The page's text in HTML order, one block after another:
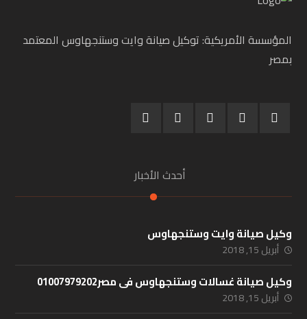
المؤسسة الأمريكية: توكيل صيانة وايت وستنجهاوس المعتمد
بمصر
أحدث الأخبار
وكيل صيانة وايت وستنجهاوس
أبريل 15, 2018
وكيل صيانة غسالات وستنجهاوس فى مصر01007979202
أبريل 15, 2018